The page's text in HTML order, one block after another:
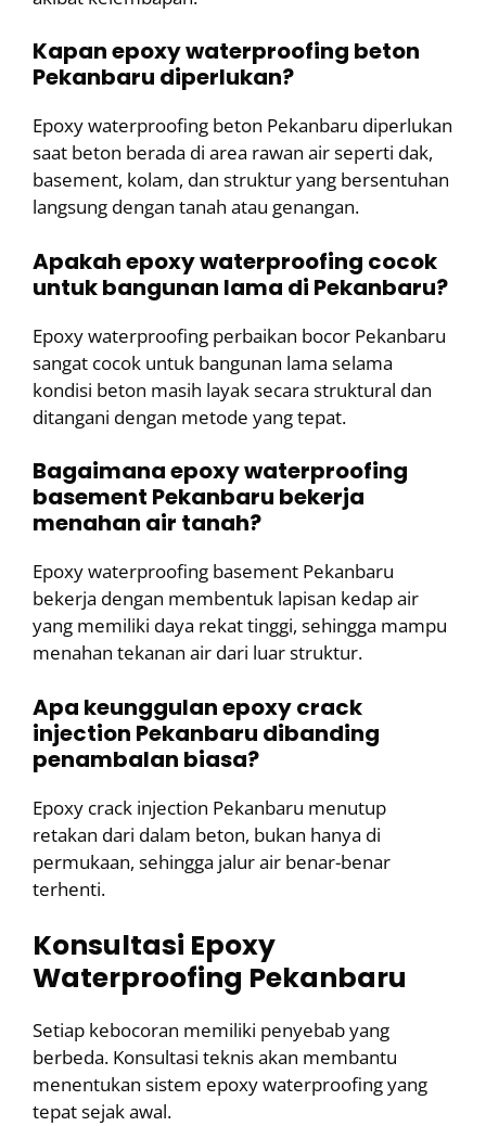
Kapan epoxy waterproofing beton
Pekanbaru diperlukan?
Epoxy waterproofing beton Pekanbaru diperlukan
saat beton berada di area rawan air seperti dak,
basement, kolam, dan struktur yang bersentuhan
langsung dengan tanah atau genangan.
Apakah epoxy waterproofing cocok
untuk bangunan lama di Pekanbaru?
Epoxy waterproofing perbaikan bocor Pekanbaru
sangat cocok untuk bangunan lama selama
kondisi beton masih layak secara struktural dan
ditangani dengan metode yang tepat.
Bagaimana epoxy waterproofing
basement Pekanbaru bekerja
menahan air tanah?
Epoxy waterproofing basement Pekanbaru
bekerja dengan membentuk lapisan kedap air
yang memiliki daya rekat tinggi, sehingga mampu
menahan tekanan air dari luar struktur.
Apa keunggulan epoxy crack
injection Pekanbaru dibanding
penambalan biasa?
Epoxy crack injection Pekanbaru menutup
retakan dari dalam beton, bukan hanya di
permukaan, sehingga jalur air benar-benar
terhenti.
Konsultasi Epoxy
Waterproofing Pekanbaru
Setiap kebocoran memiliki penyebab yang
berbeda. Konsultasi teknis akan membantu
menentukan sistem epoxy waterproofing yang
tepat sejak awal.